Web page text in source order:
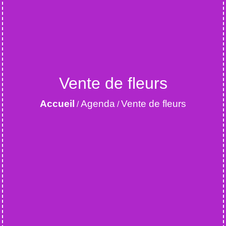
Vente de fleurs
Accueil /Agenda /Vente de fleurs